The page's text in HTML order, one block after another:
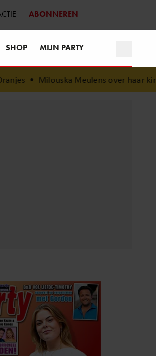
ABONNEREN
SHOP MIJN PARTY
Meulens over haar kinderen: “Ik